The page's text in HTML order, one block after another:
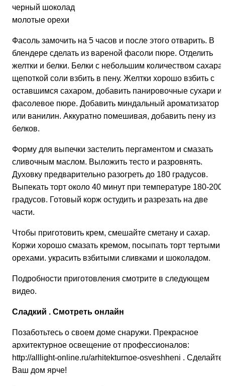
черный шоколад
молотые орехи
Фасоль замочить на 5 часов и после этого отварить. В
блендере сделать из вареной фасоли пюре. Отделить
желтки и белки. Белки с небольшим количеством сахара
щепоткой соли взбить в пену. Желтки хорошо взбить с
оставшимся сахаром, добавить панировочные сухари и
фасолевое пюре. Добавить миндальный ароматизатор
или ванилин. Аккуратно помешивая, добавить пену из
белков.
Форму для выпечки застелить пергаментом и смазать
сливочным маслом. Выложить тесто и разровнять.
Духовку предварительно разогреть до 180 градусов.
Выпекать торт около 40 минут при температуре 180-200
градусов. Готовый корж остудить и разрезать на две
части.
Чтобы приготовить крем, смешайте сметану и сахар.
Коржи хорошо смазать кремом, посыпать торт тертыми
орехами. украсить взбитыми сливками и шоколадом.
Подробности приготовления смотрите в следующем
видео.
Сладкий . Смотреть онлайн
Позаботьтесь о своем доме снаружи. Прекрасное
архитектурное освещение от профессионалов:
http://alllight-online.ru/arhitekturnoe-osveshheni . Сделайте
Ваш дом ярче!